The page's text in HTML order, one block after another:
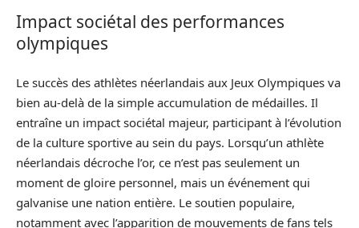
Impact sociétal des performances
olympiques
Le succès des athlètes néerlandais aux Jeux Olympiques va
bien au-delà de la simple accumulation de médailles. Il
entraîne un impact sociétal majeur, participant à l’évolution
de la culture sportive au sein du pays. Lorsqu’un athlète
néerlandais décroche l’or, ce n’est pas seulement un
moment de gloire personnel, mais un événement qui
galvanise une nation entière. Le soutien populaire,
notamment avec l’apparition de mouvements de fans tels